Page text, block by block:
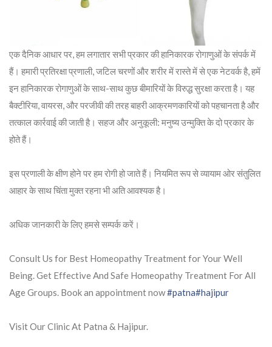
एक दैनिक आधार पर, हम लगातार सभी प्रकार की हानिकारक रोगाणुओं के संपर्क में
हैं। हमारी प्रतिरक्षा प्रणाली, जटिल चरणों और शरीर में रास्ते में से एक नेटवर्क है, हमें
इन हानिकारक रोगाणुओं के साथ-साथ कुछ बीमारियों के विरुद्ध सुरक्षा करता है। यह
बैक्टीरिया, वायरस, और परजीवी की तरह बाहरी आक्रमणकारियों को पहचानता है और
तत्काल कार्रवाई की जाती है। सहज और अनुकूली: मनुष्य उन्मुक्ति के दो प्रकार के
होते हैं।
इस प्रणाली के क्षीण होने पर हम रोगी हो जाते हैं। नियमित रूप से व्यायाम ओर संतुलित
आहार के साथ चिंता मुक्त रहना भी अति आवश्यक है।
अधिक जानकारी के लिए हमसे सम्पर्क करें।
Consult Us for Best Homeopathy Treatment for Your Well
Being. Get Effective And Safe Homeopathy Treatment For All
Age Groups. Book an appointment now#patna#hajipur
Visit Our Clinic At Patna & Hajipur.